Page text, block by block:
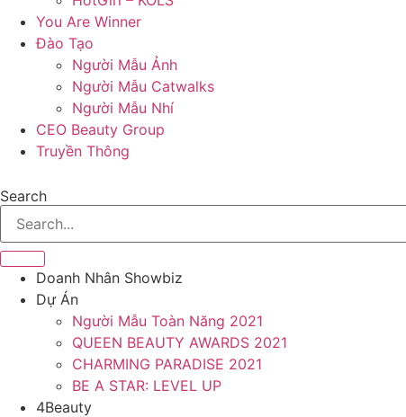
You Are Winner
Đào Tạo
Người Mẫu Ảnh
Người Mẫu Catwalks
Người Mẫu Nhí
CEO Beauty Group
Truyền Thông
Search
Doanh Nhân Showbiz
Dự Án
Người Mẫu Toàn Năng 2021
QUEEN BEAUTY AWARDS 2021
CHARMING PARADISE 2021
BE A STAR: LEVEL UP
4Beauty